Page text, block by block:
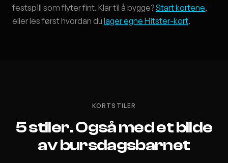
festspill som flyter fint. Klar til å bygge?Start kortene,
eller les først hvordan du lager egne Hitster-kort.
KORTSTILER
5 stiler. Også med et bilde
av bursdagsbarnet